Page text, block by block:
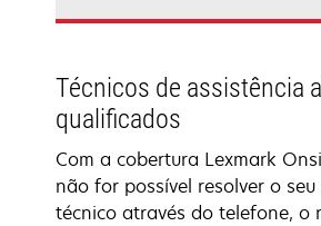
Técnicos de assistência
qualificados
Com a cobertura Lexmark
não for possível resolver o
técnico através do telefone, o